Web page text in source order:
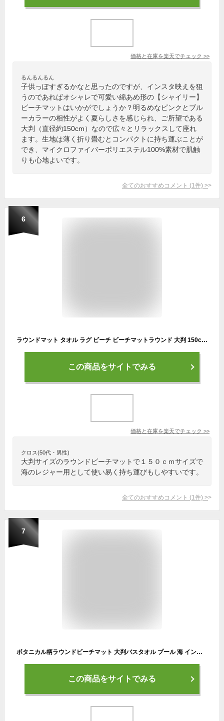
価格と在庫を楽天でチェック >>
るんるんるん
子供っぽすぎるかなと思ったのですが、インスタ映えを狙
うのであればオシャレで可愛い綿あめ形の【シャイリー】
ビーチマットはいかがでしょうか？明るめなピンクとブル
ーカラーの相性がよく夏らしさを感じられ、ご所望である
大判（直径約150cm）なので広々とリラックスして座れ
ます。生地は薄く折り畳むとコンパクトに持ち運ぶことが
でき、マイクロファイバーポリエステル100%素材で肌触
りも心地よいです。
全てのおすすめコメント (1 件) >
6
ラウンドマット タオル ラグ ビーチ ビーチマットラウンド 大判 150cm 円形 海 夏 レジャー モノトーン ブラック ホワイト おしゃれ MG-TO004
この商品をサイトでみる
価格と在庫を楽天でチェック >>
クロス(50代・男性)
大判サイズのラウンドビーチマットで１５０ｃｍサイズで
海のレジャー用として使い易く持ち運びもしやすいです。
全てのおすすめコメント (1 件) >
7
ボタニカル柄ラウンドビーチマット 大判バスタオル プール 海 インスタ映え
この商品をサイトでみる